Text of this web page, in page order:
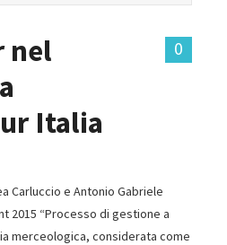
0
nel
Italia
Carluccio e Antonio Gabriele
2015 “Processo di gestione a
merceologica, considerata come